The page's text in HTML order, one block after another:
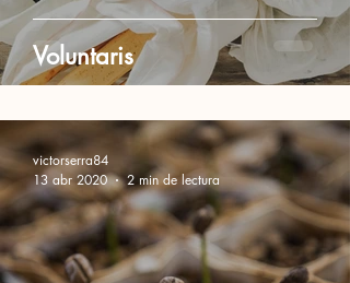
Voluntaris
victorserra84
13 abr 2020
2 min de lectura